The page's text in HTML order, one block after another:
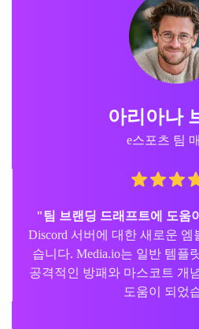
아리아나
e스포츠 팀
"팀 브랜딩 드래프트에 도움
Discord 서버에 대한 새로운
습니다. Media.io는 일반 템플
공격적인 방패와 마스코트 개
도움이 되었